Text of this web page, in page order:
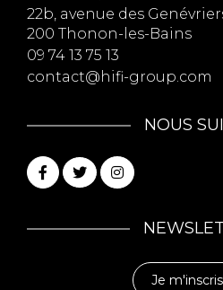
22b, avenue des
200 Thonon-les-Bains
09 74 13 75 13
contact@hifi-group.com
NOUS
Je m'inscris